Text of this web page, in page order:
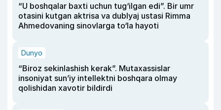
“U boshqalar baxti uchun tug‘ilgan edi”. Bir umr
otasini kutgan aktrisa va dublyaj ustasi Rimma
Ahmedovaning sinovlarga to‘la hayoti
Dunyo
“Biroz sekinlashish kerak”. Mutaxassislar
insoniyat sun’iy intellektni boshqara olmay
qolishidan xavotir bildirdi